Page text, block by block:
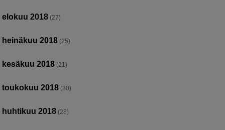
elokuu 2018 (27)
heinäkuu 2018 (25)
kesäkuu 2018 (21)
toukokuu 2018 (30)
huhtikuu 2018 (28)